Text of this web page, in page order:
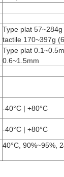
Type plat
tactile 170~397g
Type plat
0.6~1.5mm
-40°C | +80°C
-40°C | +80°C
40°C, 90%~95%,